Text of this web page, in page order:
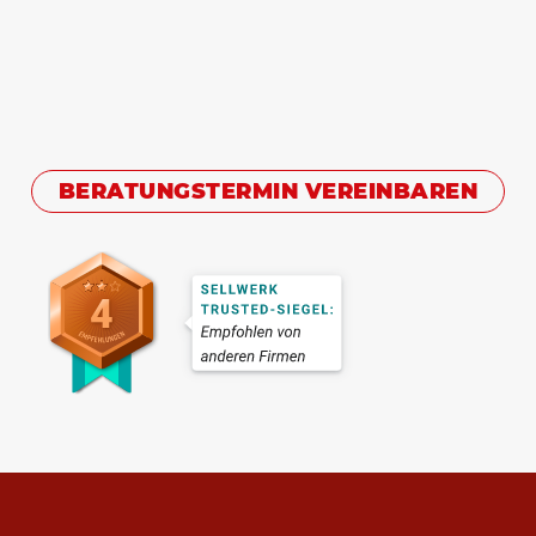
BERATUNGSTERMIN VEREINBAREN